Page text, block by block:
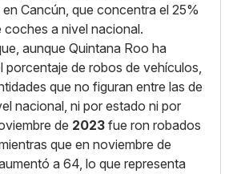
Cancún, que concentra el 25%
coches a nivel nacional.
aunque Quintana Roo ha
porcentaje de robos de vehículos,
que no figuran entre las de
nacional, ni por estado ni por
de 2023 fue ron robados
mientras que en noviembre de
a 64, lo que representa